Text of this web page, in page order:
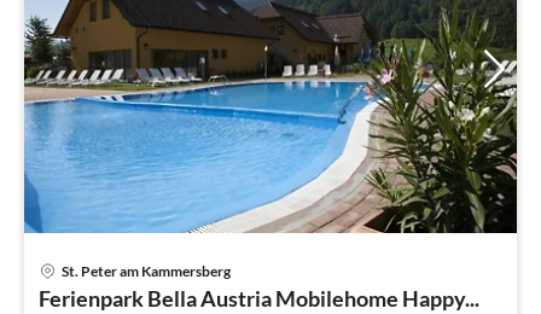
St. Peter am Kammersberg
Ferienpark Bella Austria Mobilehome Happy...